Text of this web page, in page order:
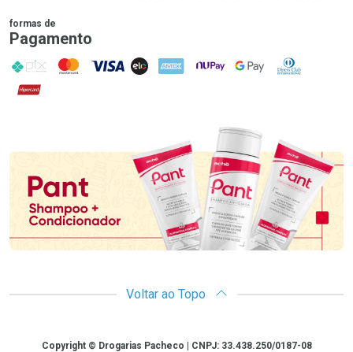
formas de
Pagamento
PIX MasterCard
VISA ELO AMEX NuPay Google PayDiners Club
Hipercard
Promoção em Destaque
Voltar ao Topo
CopyrightCopyright © Drogarias Pacheco | CNPJ: 33.438.250/0187-08